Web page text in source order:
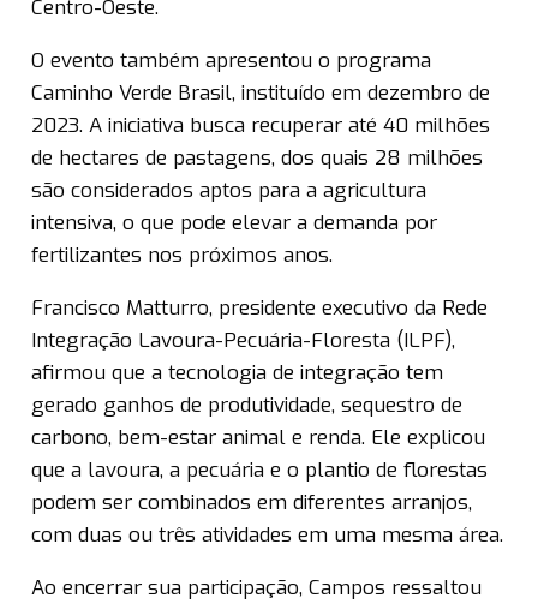
Centro-Oeste.
O evento também apresentou o programa
Caminho Verde Brasil, instituído em dezembro de
2023. A iniciativa busca recuperar até 40 milhões
de hectares de pastagens, dos quais 28 milhões
são considerados aptos para a agricultura
intensiva, o que pode elevar a demanda por
fertilizantes nos próximos anos.
Francisco Matturro, presidente executivo da Rede
Integração Lavoura-Pecuária-Floresta (ILPF),
afirmou que a tecnologia de integração tem
gerado ganhos de produtividade, sequestro de
carbono, bem-estar animal e renda. Ele explicou
que a lavoura, a pecuária e o plantio de florestas
podem ser combinados em diferentes arranjos,
com duas ou três atividades em uma mesma área.
Ao encerrar sua participação, Campos ressaltou